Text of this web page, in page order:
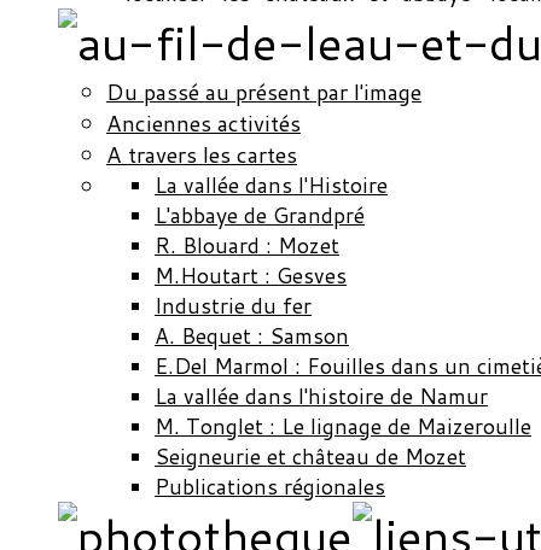
Du passé au présent par l'image
Anciennes activités
A travers les cartes
La vallée dans l'Histoire
L'abbaye de Grandpré
R. Blouard : Mozet
M.Houtart : Gesves
Industrie du fer
A. Bequet : Samson
E.Del Marmol : Fouilles dans un
La vallée dans l'histoire de Namur
M. Tonglet : Le lignage de Maizeroulle
Seigneurie et château de Mozet
Publications régionales